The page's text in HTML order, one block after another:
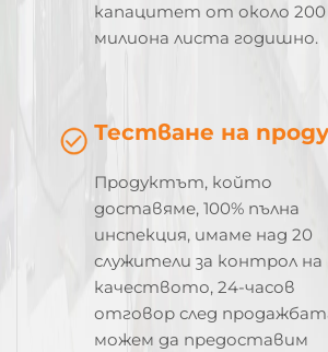
капацитет от около 200
милиона листа годишно.
Тестване на
Продуктът, който
доставяме, 100% пълна
инспекция, имаме над 20
служители за контрол на
качеството, 24-часов
отговор след
можем да предоставим